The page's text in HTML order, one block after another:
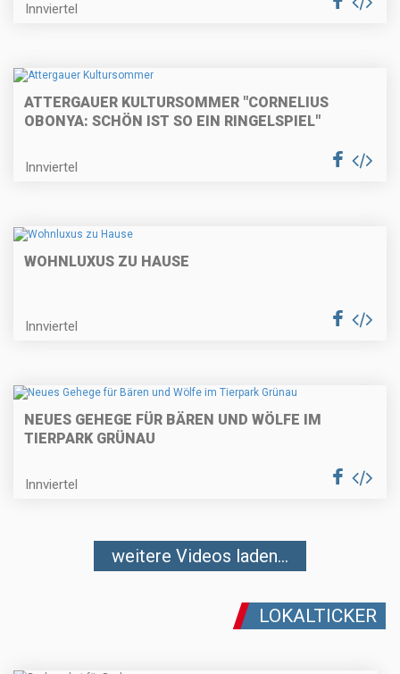
Innviertel
ATTERGAUER KULTURSOMMER "CORNELIUS
OBONYA: SCHÖN IST SO EIN RINGELSPIEL"
Innviertel
WOHNLUXUS ZU HAUSE
Innviertel
NEUES GEHEGE FÜR BÄREN UND WÖLFE IM
TIERPARK GRÜNAU
Innviertel
weitere Videos laden...
LOKALTICKER